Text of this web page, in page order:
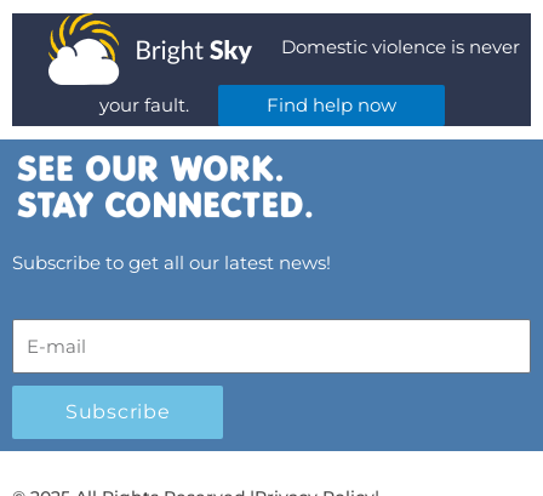
Domestic violence is never
your fault. Find help now
Subscribe to get all our latest news!
Subscribe